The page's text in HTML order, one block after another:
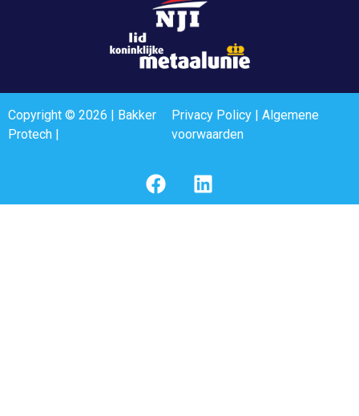
Copyright © 2026 | Bakker
Protech |
Privacy Policy| Algemene
voorwaarden